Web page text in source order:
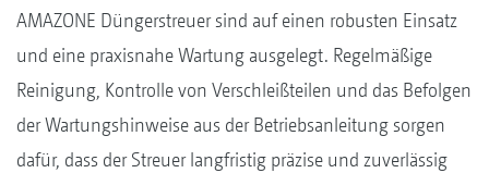
AMAZONE Düngerstreuer sind auf einen robusten Einsatz
und eine praxisnahe Wartung ausgelegt. Regelmäßige
Reinigung, Kontrolle von Verschleißteilen und das Befolgen
der Wartungshinweise aus der Betriebsanleitung sorgen
dafür, dass der Streuer langfristig präzise und zuverlässig